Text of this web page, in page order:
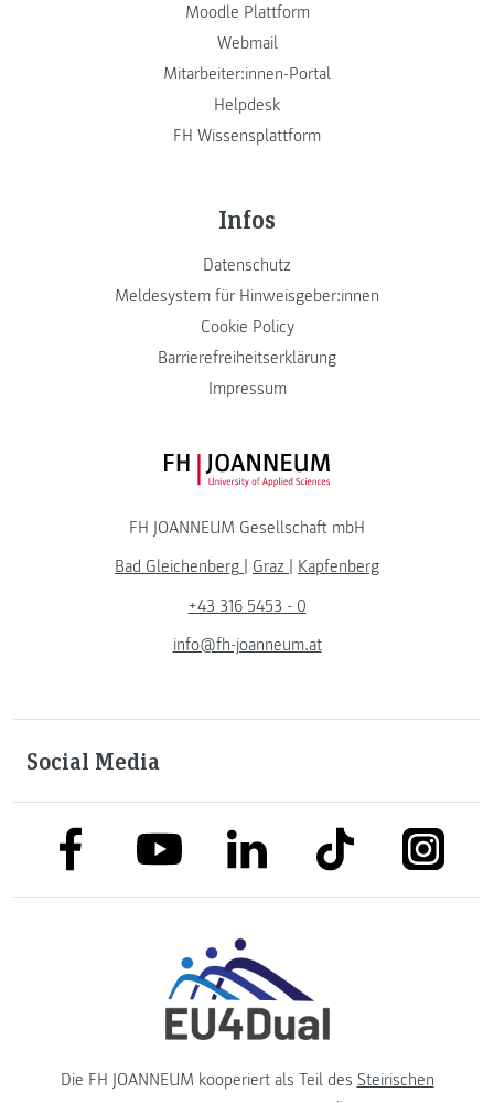
Moodle Plattform
Webmail
Mitarbeiter:innen-Portal
Helpdesk
FH Wissensplattform
Infos
Datenschutz
Meldesystem für Hinweisgeber:innen
Cookie Policy
Barrierefreiheitserklärung
Impressum
FH JOANNEUM Logo
FH JOANNEUM Gesellschaft mbH
Bad Gleichenberg
Graz
Kapfenberg
+43 316 5453 - 0
info@fh-joanneum.at
Social Media
link to facebooklink to youtubelink to linkedinlink to tiktok
Die FH JOANNEUM kooperiert als Teil des Steirischen